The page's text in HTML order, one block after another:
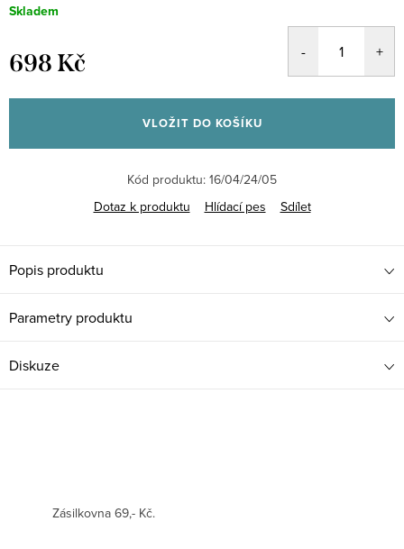
Skladem
698 Kč
cena:
VLOŽIT DO KOŠÍKU
Kód produktu: 16/04/24/05
Dotaz k produktu
Hlídací pes Sdílet
Popis produktu
Parametry produktu
Diskuze
Zásilkovna 69,- Kč.